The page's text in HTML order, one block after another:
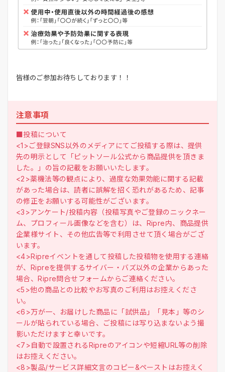
皆様のご参加お待ちしております！！
注意事項
■投稿について
<1>ご登録SNS以外のメディアにてご投稿する際は、提供
先の明示として「ピットソール公式から商品提供を頂きま
した。」の旨の記載をお願いいたします。
<2>薬機法等の観点により、過度な効果効能に関する記載
があった場合は、読者に誤解を招く恐れがあるため、記事
の修正をお願いする可能性がございます。
<3>アンケート/投稿内容（投稿写真やご登録のニックネー
ム、プロフィール画像などを含む）は、Ripre内、商品提供
企業様サイト、その他広告等で利用させて頂く場合がござ
います。
<4>Ripreイベントを通して投稿した投稿物を使用する連絡
が、Ripreを提供するサイバー・バズ以外の企業からあった
場合、Ripre問合せフォームからご連絡ください。
<5>他の商品との比較やお写真のご利用はお控えくださ
い。
<6>万が一、お届けした商品に「試供品」「見本」等のシ
ールが貼られている場合、ご投稿には写り込まないよう撮
影いただけますと幸いです。
<7>自動で設置されるRipreのアイコンや短縮URL等の削除
はお控えください。
<8>製品/サービス詳細文言のコピー&ペーストはお控えく